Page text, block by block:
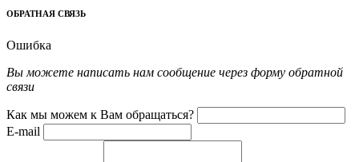
ОБРАТНАЯ СВЯЗЬ
Ошибка
Вы можете написать нам сообщение через форму обратной
связи
Как мы можем к Вам обращаться?
E-mail